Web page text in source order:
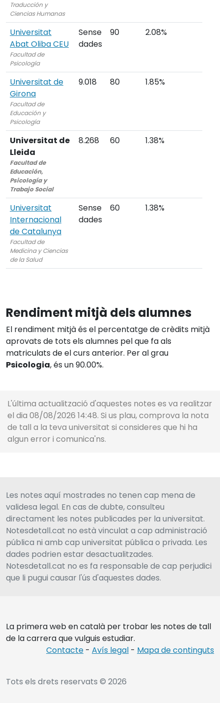
Traducción y
Ciencias Humanas
Universitat
Abat Oliba CEU
Facultad de
Psicología
Sense
dades
90 2.08%
Universitat de
Girona
Facultad de
Educación y
Psicología
9.018 80 1.85%
Universitat de
Lleida
Facultad de
Educación,
Psicología y
Trabajo Social
8.268 60 1.38%
Universitat
Internacional
de Catalunya
Facultad de
Medicina y Ciencias
de la Salud
Sense
dades
60 1.38%
Rendiment mitjà dels alumnes
El rendiment mitjà és el percentatge de crèdits mitjà
aprovats de tots els alumnes pel que fa als
matriculats de el curs anterior. Per al grau
Psicologia, és un 90.00%.
L'última actualització d'aquestes notes es va realitzar
el dia 08/08/2026 14:48. Si us plau, comprova la nota
de tall a la teva universitat si consideres que hi ha
algun error i comunica'ns.
Les notes aquí mostrades no tenen cap mena de
validesa legal. En cas de dubte, consulteu
directament les notes publicades per la universitat.
Notesdetall.cat no està vinculat a cap administració
pública ni amb cap universitat pública o privada. Les
dades podrien estar desactualitzades.
Notesdetall.cat no es fa responsable de cap perjudici
que li pugui causar l'ús d'aquestes dades.
La primera web en català per trobar les notes de tall
de la carrera que vulguis estudiar.
Contacte - Avís legal - Mapa de continguts
Tots els drets reservats © 2026